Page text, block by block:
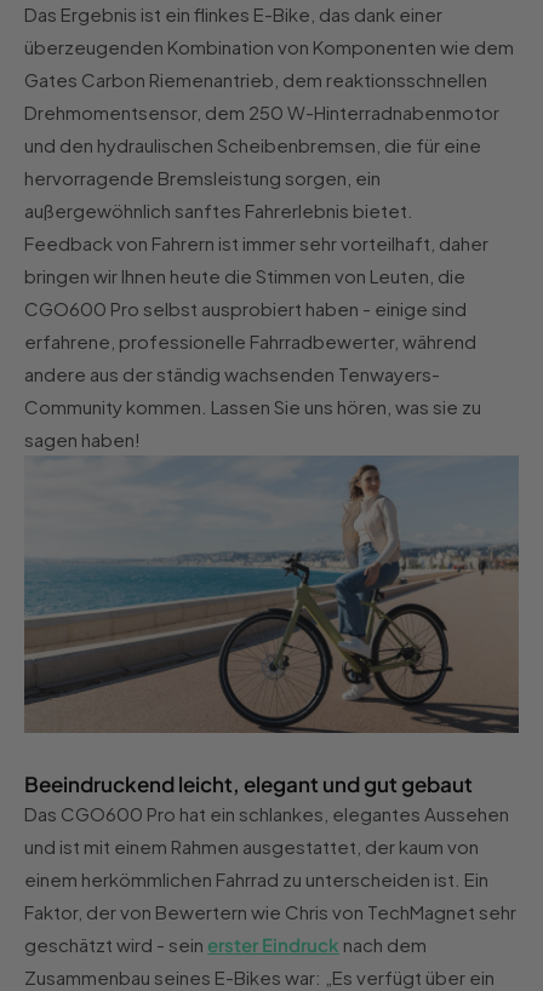
Das Ergebnis ist ein flinkes E-Bike, das dank einer
überzeugenden Kombination von Komponenten wie dem
Gates Carbon Riemenantrieb, dem reaktionsschnellen
Drehmomentsensor, dem 250 W-Hinterradnabenmotor
und den hydraulischen Scheibenbremsen, die für eine
hervorragende Bremsleistung sorgen, ein
außergewöhnlich sanftes Fahrerlebnis bietet.
Feedback von Fahrern ist immer sehr vorteilhaft, daher
bringen wir Ihnen heute die Stimmen von Leuten, die
CGO600 Pro selbst ausprobiert haben - einige sind
erfahrene, professionelle Fahrradbewerter, während
andere aus der ständig wachsenden Tenwayers-
Community kommen. Lassen Sie uns hören, was sie zu
sagen haben!
Beeindruckend leicht, elegant und gut gebaut
Das CGO600 Pro hat ein schlankes, elegantes Aussehen
und ist mit einem Rahmen ausgestattet, der kaum von
einem herkömmlichen Fahrrad zu unterscheiden ist. Ein
Faktor, der von Bewertern wie Chris von TechMagnet sehr
geschätzt wird - sein erster Eindruck nach dem
Zusammenbau seines E-Bikes war: „Es verfügt über ein